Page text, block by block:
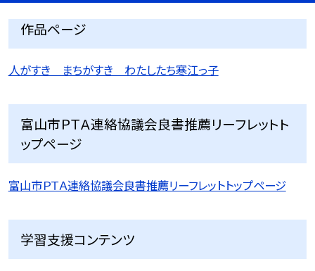
作品ページ
人がすき まちがすき わたしたち寒江っ子
富山市ＰＴＡ連絡協議会良書推薦リーフレットト
ップページ
富山市ＰＴＡ連絡協議会良書推薦リーフレットトップページ
学習支援コンテンツ